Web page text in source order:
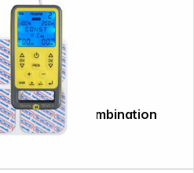
TensCare Sports TENS 2 TENS / EMS Combination